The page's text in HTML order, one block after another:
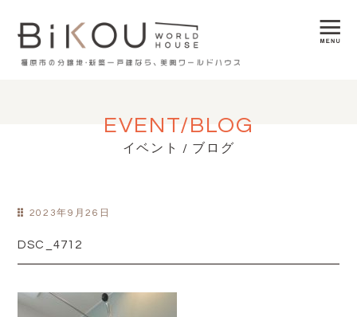
EVENT/BLOG
イベント / ブログ
2023年9月26日
DSC_4712